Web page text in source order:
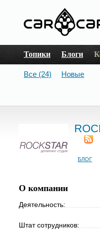
Топики Блоги
Все (24) Новые
БЛОГ
О компании
Деятельность:
Штат сотрудников: